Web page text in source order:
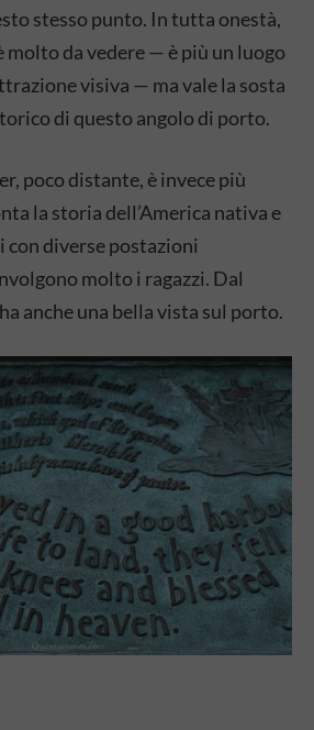
stesso punto. In tutta onestà,
molto da vedere — è più un luogo
visiva — ma vale la sosta
di questo angolo di porto.
poco distante, è invece più
la storia dell’America nativa e
con diverse postazioni
molto i ragazzi. Dal
anche una bella vista sul porto.